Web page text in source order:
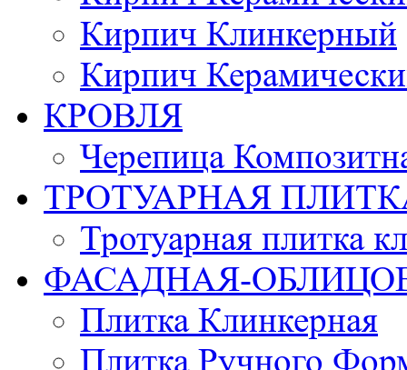
Кирпич Клинкерный
Кирпич
КРОВЛЯ
Черепица
ТРОТУАРНАЯ
Тротуарная плитка
ФАСАДНАЯ-
Плитка Клинкерная
Плитка Ручного